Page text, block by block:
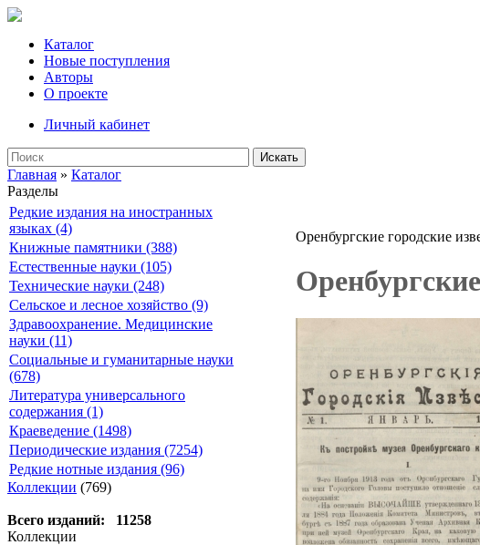
Каталог
Новые поступления
Авторы
О проекте
Личный кабинет
Искать
Главная » Каталог
Разделы
Редкие издания на иностранных
языках (4)
Книжные памятники (388)
Естественные науки (105)
Технические науки (248)
Сельское и лесное хозяйство (9)
Здравоохранение. Медицинские
науки (11)
Социальные и гуманитарные науки
(678)
Литература универсального
содержания (1)
Краеведение (1498)
Периодические издания (7254)
Редкие нотные издания (96)
Коллекции (769)
Всего изданий: 11258
Коллекции
Оренбургские городские